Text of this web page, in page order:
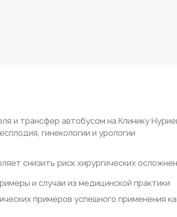
и трансфер автобусом на Клинику
гинекологии и урологии
снизить риск хирургических
и случаи из медицинской практики
примеров успешного применения